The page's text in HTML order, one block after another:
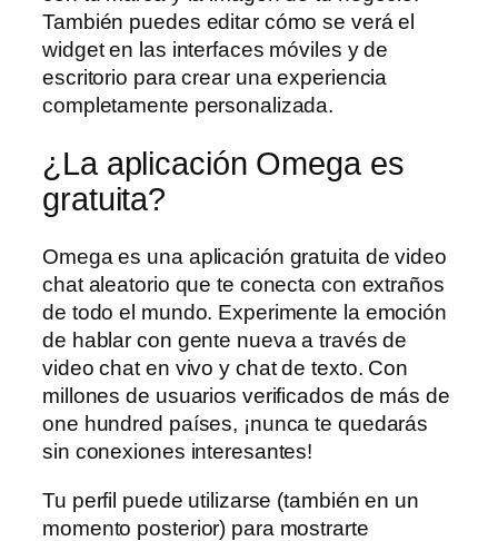
También puedes editar cómo se verá el
widget en las interfaces móviles y de
escritorio para crear una experiencia
completamente personalizada.
¿La aplicación Omega es
gratuita?
Omega es una aplicación gratuita de video
chat aleatorio que te conecta con extraños
de todo el mundo. Experimente la emoción
de hablar con gente nueva a través de
video chat en vivo y chat de texto. Con
millones de usuarios verificados de más de
one hundred países, ¡nunca te quedarás
sin conexiones interesantes!
Tu perfil puede utilizarse (también en un
momento posterior) para mostrarte